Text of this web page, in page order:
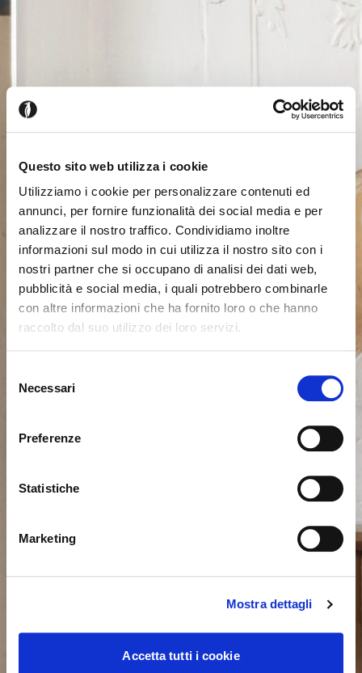
Questo sito web utilizza i cookie
Utilizziamo i cookie per personalizzare contenuti ed
annunci, per fornire funzionalità dei social media e per
analizzare il nostro traffico. Condividiamo inoltre
informazioni sul modo in cui utilizza il nostro sito con i
nostri partner che si occupano di analisi dei dati web,
pubblicità e social media, i quali potrebbero combinarle
con altre informazioni che ha fornito loro o che hanno
raccolto dal suo utilizzo dei loro servizi.
delNecessari
Preferenze
Statistiche
Marketing
Mostra dettagli
Accetta tutti i cookie
Parece que estás navegando Cerrar
para España. ¿Deseas cambiar al sitio en Estados